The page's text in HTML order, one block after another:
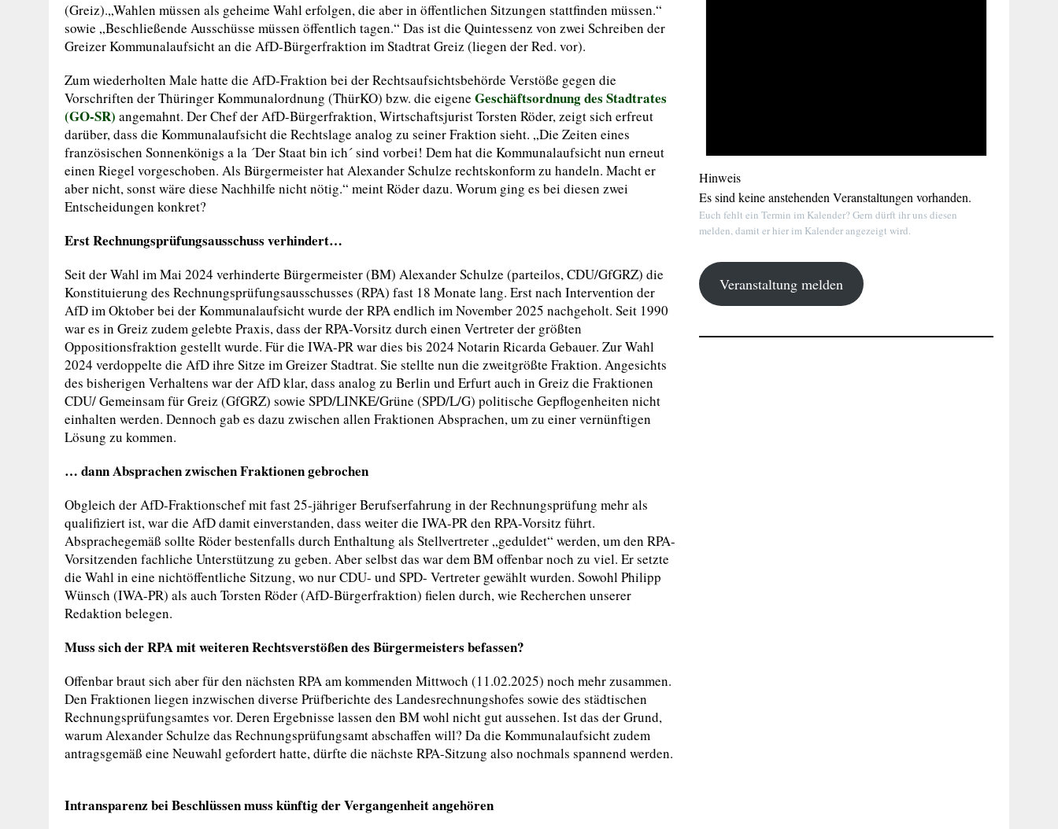
(Greiz).„Wahlen müssen als geheime Wahl erfolgen, die aber in öffentlichen Sitzungen stattfinden müssen.“
sowie „Beschließende Ausschüsse müssen öffentlich tagen.“ Das ist die Quintessenz von zwei Schreiben der
Greizer Kommunalaufsicht an die AfD-Bürgerfraktion im Stadtrat Greiz (liegen der Red. vor).
Zum wiederholten Male hatte die AfD-Fraktion bei der Rechtsaufsichtsbehörde Verstöße gegen die
Vorschriften der Thüringer Kommunalordnung (ThürKO) bzw. die eigene Geschäftsordnung des Stadtrates
(GO-SR) angemahnt. Der Chef der AfD-Bürgerfraktion, Wirtschaftsjurist Torsten Röder, zeigt sich erfreut
darüber, dass die Kommunalaufsicht die Rechtslage analog zu seiner Fraktion sieht. „Die Zeiten eines
französischen Sonnenkönigs a la ´Der Staat bin ich´ sind vorbei! Dem hat die Kommunalaufsicht nun erneut
einen Riegel vorgeschoben. Als Bürgermeister hat Alexander Schulze rechtskonform zu handeln. Macht er
aber nicht, sonst wäre diese Nachhilfe nicht nötig.“ meint Röder dazu. Worum ging es bei diesen zwei
Entscheidungen konkret?
Erst Rechnungsprüfungsausschuss verhindert…
Seit der Wahl im Mai 2024 verhinderte Bürgermeister (BM) Alexander Schulze (parteilos, CDU/GfGRZ) die
Konstituierung des Rechnungsprüfungsausschusses (RPA) fast 18 Monate lang. Erst nach Intervention der
AfD im Oktober bei der Kommunalaufsicht wurde der RPA endlich im November 2025 nachgeholt. Seit 1990
war es in Greiz zudem gelebte Praxis, dass der RPA-Vorsitz durch einen Vertreter der größten
Oppositionsfraktion gestellt wurde. Für die IWA-PR war dies bis 2024 Notarin Ricarda Gebauer. Zur Wahl
2024 verdoppelte die AfD ihre Sitze im Greizer Stadtrat. Sie stellte nun die zweitgrößte Fraktion. Angesichts
des bisherigen Verhaltens war der AfD klar, dass analog zu Berlin und Erfurt auch in Greiz die Fraktionen
CDU/ Gemeinsam für Greiz (GfGRZ) sowie SPD/LINKE/Grüne (SPD/L/G) politische Gepflogenheiten nicht
einhalten werden. Dennoch gab es dazu zwischen allen Fraktionen Absprachen, um zu einer vernünftigen
Lösung zu kommen.
… dann Absprachen zwischen Fraktionen gebrochen
Obgleich der AfD-Fraktionschef mit fast 25-jähriger Berufserfahrung in der Rechnungsprüfung mehr als
qualifiziert ist, war die AfD damit einverstanden, dass weiter die IWA-PR den RPA-Vorsitz führt.
Absprachegemäß sollte Röder bestenfalls durch Enthaltung als Stellvertreter „geduldet“ werden, um den RPA-
Vorsitzenden fachliche Unterstützung zu geben. Aber selbst das war dem BM offenbar noch zu viel. Er setzte
die Wahl in eine nichtöffentliche Sitzung, wo nur CDU- und SPD- Vertreter gewählt wurden. Sowohl Philipp
Wünsch (IWA-PR) als auch Torsten Röder (AfD-Bürgerfraktion) fielen durch, wie Recherchen unserer
Redaktion belegen.
Muss sich der RPA mit weiteren Rechtsverstößen des Bürgermeisters befassen?
Offenbar braut sich aber für den nächsten RPA am kommenden Mittwoch (11.02.2025) noch mehr zusammen.
Den Fraktionen liegen inzwischen diverse Prüfberichte des Landesrechnungshofes sowie des städtischen
Rechnungsprüfungsamtes vor. Deren Ergebnisse lassen den BM wohl nicht gut aussehen. Ist das der Grund,
warum Alexander Schulze das Rechnungsprüfungsamt abschaffen will? Da die Kommunalaufsicht zudem
antragsgemäß eine Neuwahl gefordert hatte, dürfte die nächste RPA-Sitzung also nochmals spannend werden.
Intransparenz bei Beschlüssen muss künftig der Vergangenheit angehören
Hinweis
Es sind keine anstehenden Veranstaltungen vorhanden.
Euch fehlt ein Termin im Kalender? Gern dürft ihr uns diesen
melden, damit er hier im Kalender angezeigt wird.
Veranstaltung melden